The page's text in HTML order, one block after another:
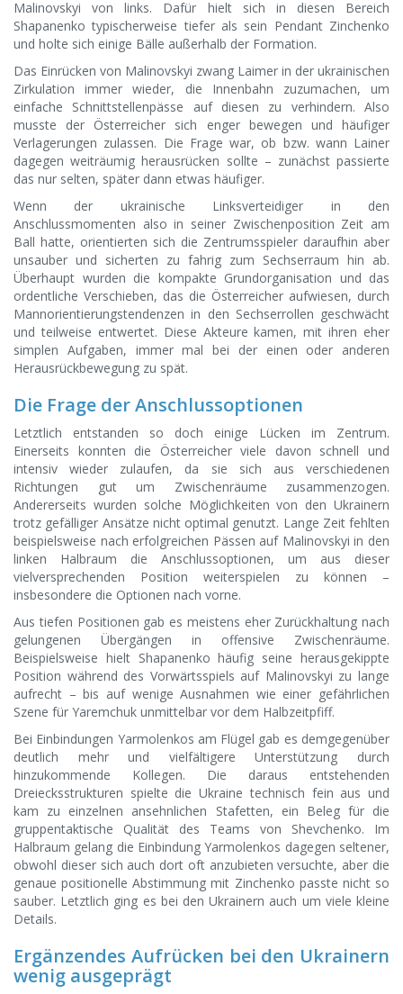
Malinovskyi von links. Dafür hielt sich in diesen Bereich
Shapanenko typischerweise tiefer als sein Pendant Zinchenko
und holte sich einige Bälle außerhalb der Formation.
Das Einrücken von Malinovskyi zwang Laimer in der ukrainischen
Zirkulation immer wieder, die Innenbahn zuzumachen, um
einfache Schnittstellenpässe auf diesen zu verhindern. Also
musste der Österreicher sich enger bewegen und häufiger
Verlagerungen zulassen. Die Frage war, ob bzw. wann Lainer
dagegen weiträumig herausrücken sollte – zunächst passierte
das nur selten, später dann etwas häufiger.
Wenn der ukrainische Linksverteidiger in den
Anschlussmomenten also in seiner Zwischenposition Zeit am
Ball hatte, orientierten sich die Zentrumsspieler daraufhin aber
unsauber und sicherten zu fahrig zum Sechserraum hin ab.
Überhaupt wurden die kompakte Grundorganisation und das
ordentliche Verschieben, das die Österreicher aufwiesen, durch
Mannorientierungstendenzen in den Sechserrollen geschwächt
und teilweise entwertet. Diese Akteure kamen, mit ihren eher
simplen Aufgaben, immer mal bei der einen oder anderen
Herausrückbewegung zu spät.
Die Frage der Anschlussoptionen
Letztlich entstanden so doch einige Lücken im Zentrum.
Einerseits konnten die Österreicher viele davon schnell und
intensiv wieder zulaufen, da sie sich aus verschiedenen
Richtungen gut um Zwischenräume zusammenzogen.
Andererseits wurden solche Möglichkeiten von den Ukrainern
trotz gefälliger Ansätze nicht optimal genutzt. Lange Zeit fehlten
beispielsweise nach erfolgreichen Pässen auf Malinovskyi in den
linken Halbraum die Anschlussoptionen, um aus dieser
vielversprechenden Position weiterspielen zu können –
insbesondere die Optionen nach vorne.
Aus tiefen Positionen gab es meistens eher Zurückhaltung nach
gelungenen Übergängen in offensive Zwischenräume.
Beispielsweise hielt Shapanenko häufig seine herausgekippte
Position während des Vorwärtsspiels auf Malinovskyi zu lange
aufrecht – bis auf wenige Ausnahmen wie einer gefährlichen
Szene für Yaremchuk unmittelbar vor dem Halbzeitpfiff.
Bei Einbindungen Yarmolenkos am Flügel gab es demgegenüber
deutlich mehr und vielfältigere Unterstützung durch
hinzukommende Kollegen. Die daraus entstehenden
Dreiecksstrukturen spielte die Ukraine technisch fein aus und
kam zu einzelnen ansehnlichen Stafetten, ein Beleg für die
gruppentaktische Qualität des Teams von Shevchenko. Im
Halbraum gelang die Einbindung Yarmolenkos dagegen seltener,
obwohl dieser sich auch dort oft anzubieten versuchte, aber die
genaue positionelle Abstimmung mit Zinchenko passte nicht so
sauber. Letztlich ging es bei den Ukrainern auch um viele kleine
Details.
Ergänzendes Aufrücken bei den Ukrainern
wenig ausgeprägt